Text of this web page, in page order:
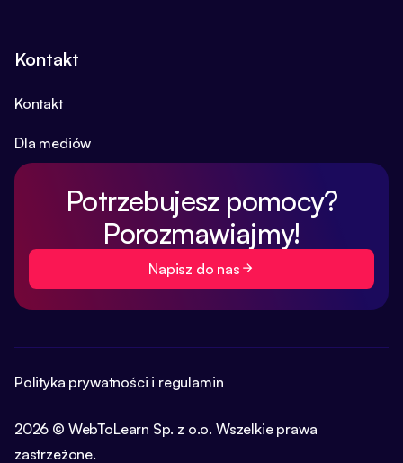
Kontakt
Kontakt
Dla mediów
Potrzebujesz pomocy?
Porozmawiajmy!
Napisz do nas
2026 © WebToLearn Sp. z o.o. Wszelkie prawa
zastrzeżone.
Polityka prywatności i regulamin